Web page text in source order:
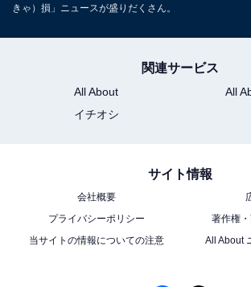
きゃ）損」ニュースが盛りだくさん。
関連サービス
All About
All
イチオシ
サイト情報
会社概要
プライバシーポリシー
著作権
当サイトの情報についての注意
All About